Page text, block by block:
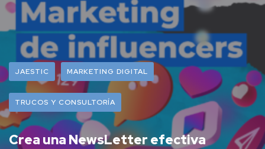
JAESTIC MARKETING DIGITAL
TRUCOS Y CONSULTORÍA
Crea una NewsLetter efectiva